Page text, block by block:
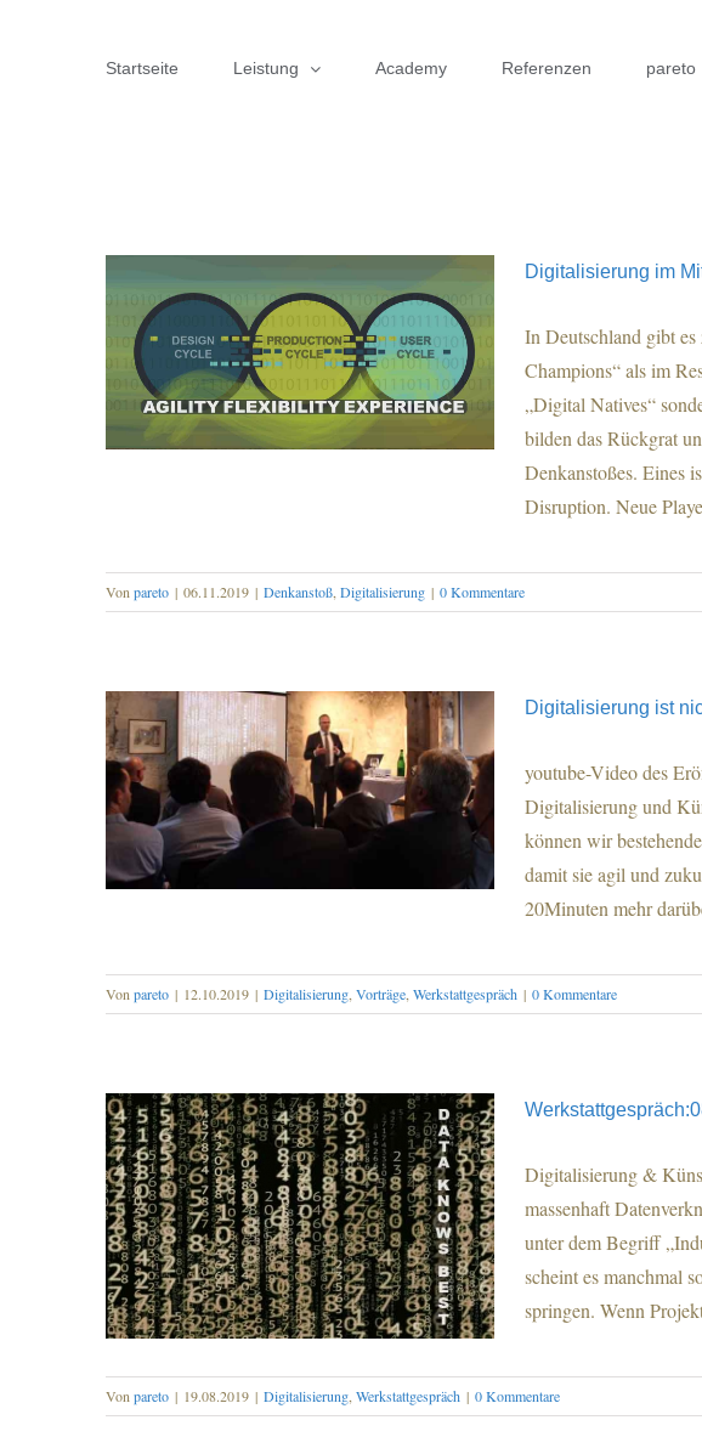
Startseite Leistung Academy Referenzen pareto
Digitalisierung im Mittelstand
Digitalisierung im
In Deutschland gibt
Champions“ als im
„Digital Natives“
bilden das Rückgrat
Denkanstoßes. Eines
Disruption. Neue
Von pareto | 06.11.2019 | Denkanstoß Digitalisierung | 0 Kommentare
Digitalisierung ist nicht gleich
Digitalisierung ist
youtube-Video des
Digitalisierung und
können wir
damit sie agil und
20Minuten mehr
Von pareto | 12.10.2019 | Digitalisierung Vorträge Werkstattgespräch | 0 Kommentare
Digitalisierung &
massenhaft
unter dem Begriff
scheint es manchmal
springen. Wenn
Von pareto | 19.08.2019 | Digitalisierung Werkstattgespräch | 0 Kommentare